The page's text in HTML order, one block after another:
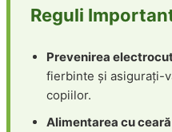
Reguli
Prevenirea
fierbinte și asigurați-
copiilor.
Alimentarea cu